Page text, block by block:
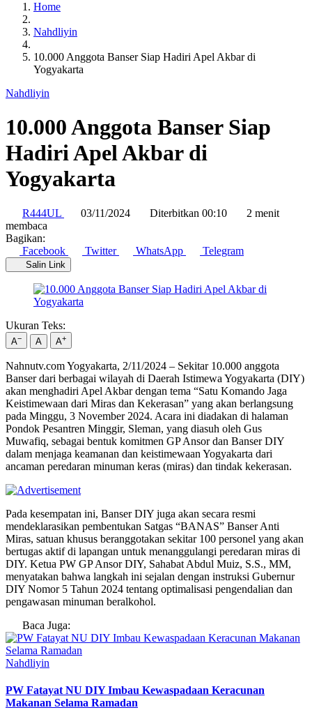
Home
Nahdliyin
10.000 Anggota Banser Siap Hadiri Apel Akbar di
Yogyakarta
Nahdliyin
10.000 Anggota Banser Siap
Hadiri Apel Akbar di
Yogyakarta
R444UL 03/11/2024 Diterbitkan 00:10
2 menit
membaca
Bagikan:
Facebook
Twitter WhatsApp Telegram
Salin Link
Ukuran Teks:
A− A A+
Nahnutv.com Yogyakarta, 2/11/2024 – Sekitar 10.000 anggota
Banser dari berbagai wilayah di Daerah Istimewa Yogyakarta (DIY)
akan menghadiri Apel Akbar dengan tema “Satu Komando Jaga
Keistimewaan dari Miras dan Kekerasan” yang akan berlangsung
pada Minggu, 3 November 2024. Acara ini diadakan di halaman
Pondok Pesantren Minggir, Sleman, yang diasuh oleh Gus
Muwafiq, sebagai bentuk komitmen GP Ansor dan Banser DIY
dalam menjaga keamanan dan keistimewaan Yogyakarta dari
ancaman peredaran minuman keras (miras) dan tindak kekerasan.
Pada kesempatan ini, Banser DIY juga akan secara resmi
mendeklarasikan pembentukan Satgas “BANAS” Banser Anti
Miras, satuan khusus beranggotakan sekitar 100 personel yang akan
bertugas aktif di lapangan untuk menanggulangi peredaran miras di
DIY. Ketua PW GP Ansor DIY, Sahabat Abdul Muiz, S.S., MM,
menyatakan bahwa langkah ini sejalan dengan instruksi Gubernur
DIY Nomor 5 Tahun 2024 tentang optimalisasi pengendalian dan
pengawasan minuman beralkohol.
Baca Juga:
Nahdliyin
PW Fatayat NU DIY Imbau Kewaspadaan Keracunan
Makanan Selama Ramadan